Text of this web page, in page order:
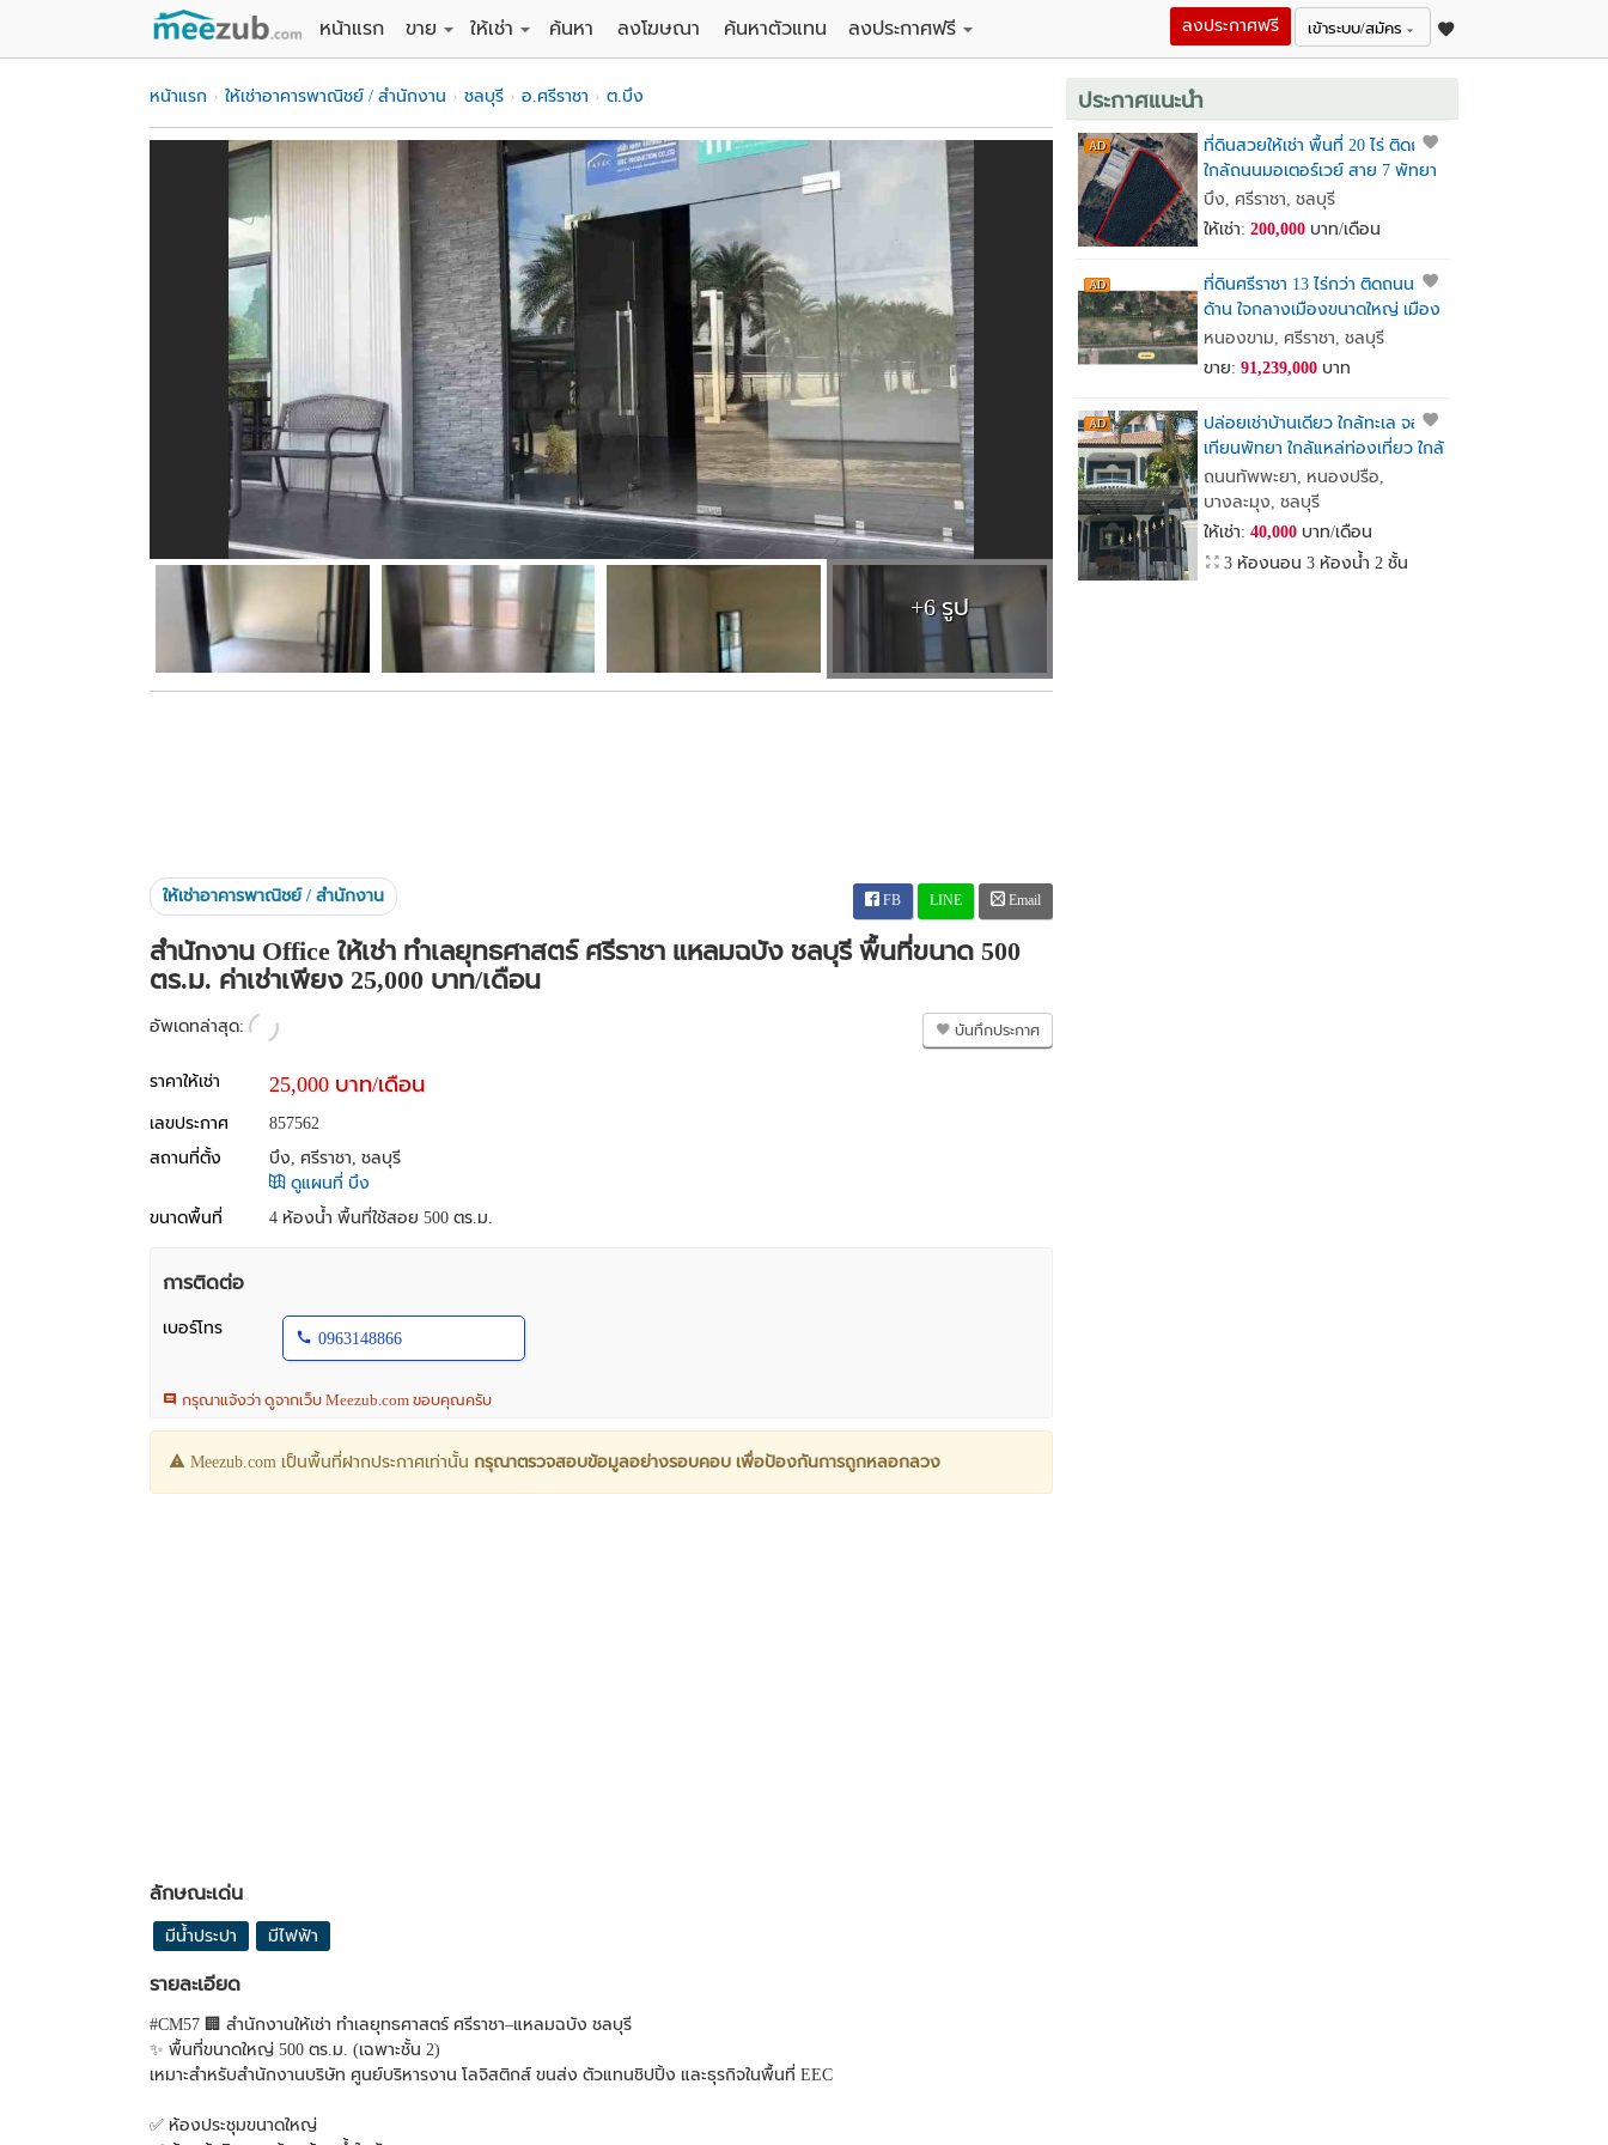
หน้าแรก
ขาย
ขายบ้าน
ขายคอนโด
ขายทาวน์เฮาส์
ขายอพาร์ทเม้นท์ / โรงแรม
ขายอาคารพาณิชย์ / สำนักงาน
ขายโรงงาน / โกดัง
ให้เช่า
ให้เช่าบ้าน
ให้เช่าคอนโด
ให้เช่าทาวน์เฮาส์
ให้เช่าอพาร์ทเม้นท์ / โรงแรม
ให้เช่าอาคารพาณิชย์ / สำนักงาน
ให้เช่าโรงงาน / โกดัง
ค้นหา ลงโฆษณา ค้นหาตัวแทน
ลงประกาศฟรี
เข้าระบบ/สมัคร
ลงประกาศฟรี
หน้าแรก ให้เช่าอาคารพาณิชย์ / สำนักงาน ชลบุรี อ.ศรีราชา ต.บึง
+6 รูป
ให้เช่าอาคารพาณิชย์ / สำนักงาน FB LINE Email
สำนักงาน Office ให้เช่า ทำเลยุทธศาสตร์ ศรีราชา แหลมฉบัง ชลบุรี พื้นที่ขนาด 500
ตร.ม. ค่าเช่าเพียง 25,000 บาท/เดือน
อัพเดทล่าสุด: บันทึกประกาศ
ราคาให้เช่า 25,000 บาท/เดือน
เลขประกาศ
857562
สถานที่ตั้ง
บึง, ศรีราชา, ชลบุรี
ดูแผนที่ บึง
ขนาดพื้นที่
4 ห้องน้ำ พื้นที่ใช้สอย 500 ตร.ม.
การติดต่อ
เบอร์โทร
0963148866
กรุณาแจ้งว่า ดูจากเว็บ Meezub.com ขอบคุณครับ
Meezub.com เป็นพื้นที่ฝากประกาศเท่านั้น กรุณาตรวจสอบข้อมูลอย่างรอบคอบ เพื่อป้องกันการถูกหลอกลวง
ลักษณะเด่น
มีน้ำประปา มีไฟฟ้า
รายละเอียด
#CM57 🏢 สำนักงานให้เช่า ทำเลยุทธศาสตร์ ศรีราชา–แหลมฉบัง ชลบุรี
✨ พื้นที่ขนาดใหญ่ 500 ตร.ม. (เฉพาะชั้น 2)
เหมาะสำหรับสำนักงานบริษัท ศูนย์บริหารงาน โลจิสติกส์ ขนส่ง ตัวแทนชิปปิ้ง และธุรกิจในพื้นที่ EEC
✅ ห้องประชุมขนาดใหญ่
ประกาศแนะนำ
ที่ดินสวยให้เช่า พื้นที่ 20 ไร่ ติดถนน
ใกล้ถนนมอเตอร์เวย์ สาย 7 พัทยา
ชลบุรี เขตหนองแขวะ ตำบลบึง
อำเภอศรีราชา ชลบุรี
บึง, ศรีราชา, ชลบุรี
ให้เช่า: 200,000บาท/เดือน
ที่ดินศรีราชา 13 ไร่กว่า ติดถนน 3
ด้าน ใจกลางเมืองขนาดใหญ่ เมือง
แห่งอนาคต
หนองขาม, ศรีราชา, ชลบุรี
ขาย: 91,239,000บาท
ปล่อยเช่าบ้านเดียว ใกล้ทะเล จอม
เทียนพัทยา ใกล้แหล่ท่องเที่ยว ใกล้
แหล่งชุมชน
ถนนทัพพะยา, หนองปรือ,
บางละมุง, ชลบุรี
ให้เช่า: 40,000บาท/เดือน
3 ห้องนอน 3 ห้องน้ำ 2 ชั้น